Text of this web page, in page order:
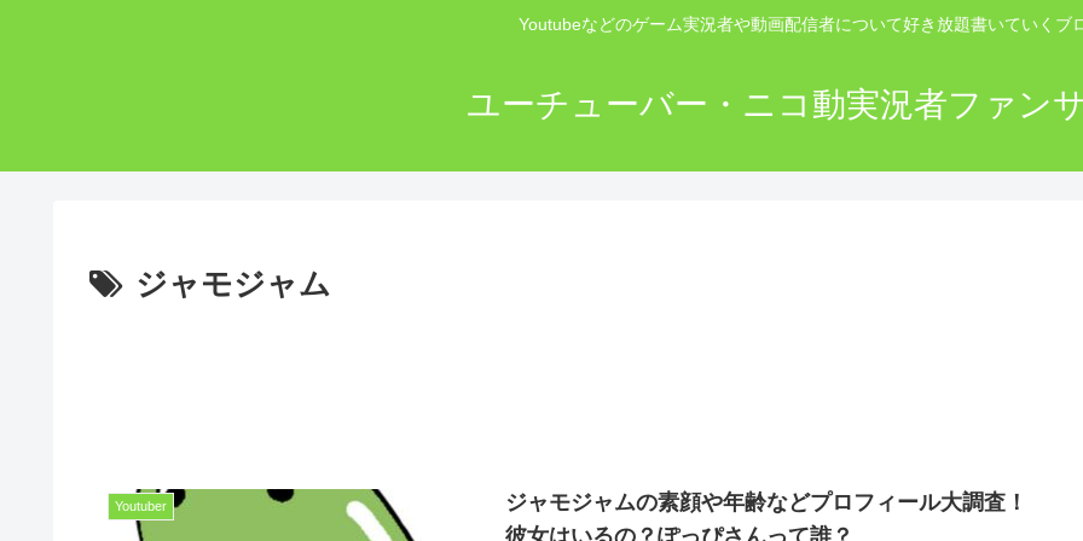
Youtubeなどのゲーム実況者や動画配信者について好き放題書いていくブ
ユーチューバー・ニコ動実況者ファン
ジャモジャム
Youtuber
ジャモジャムの素顔や年齢などプロフィール大調査！